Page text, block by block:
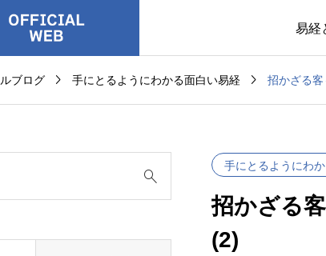
易経
ブログ  手にとるようにわかる面白い易経  招かざる
手にとるようにわ
招かざる
(2)